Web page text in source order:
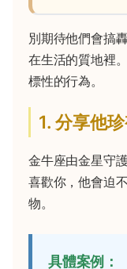
別期待他們會搞
在生活的質地裡
標性的行為。
1. 分享他
金牛座由金星守
喜歡你，他會迫
物。
具體案例：